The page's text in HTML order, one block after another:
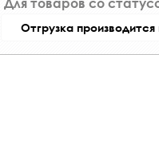
Для товаров со
Отгрузка